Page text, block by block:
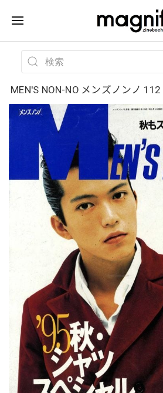
MEN'S NON-NO メンズノンノ 112